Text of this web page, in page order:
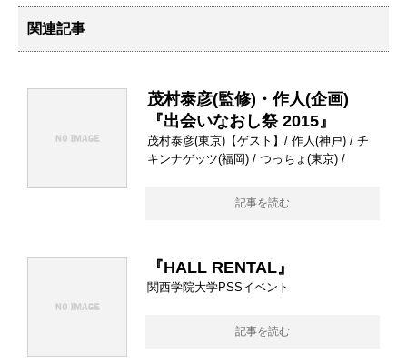
関連記事
茂村泰彦(監修)・作人(企画)
『出会いなおし祭 2015』
茂村泰彦(東京)【ゲスト】/ 作人(神戸) / チ
キンナゲッツ(福岡) / つっちょ(東京) /
記事を読む
『HALL RENTAL』
関西学院大学PSSイベント
記事を読む